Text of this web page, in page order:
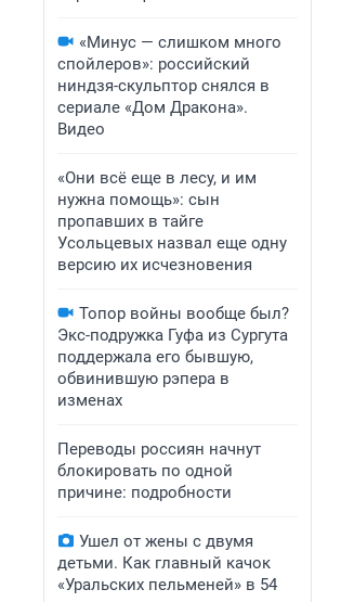
«Минус — слишком много
спойлеров»: российский
ниндзя-скульптор снялся в
сериале «Дом Дракона».
Видео
«Они всё еще в лесу, и им
нужна помощь»: сын
пропавших в тайге
Усольцевых назвал еще одну
версию их исчезновения
Топор войны вообще был?
Экс-подружка Гуфа из Сургута
поддержала его бывшую,
обвинившую рэпера в
изменах
Переводы россиян начнут
блокировать по одной
причине: подробности
Ушел от жены с двумя
детьми. Как главный качок
«Уральских пельменей» в 54